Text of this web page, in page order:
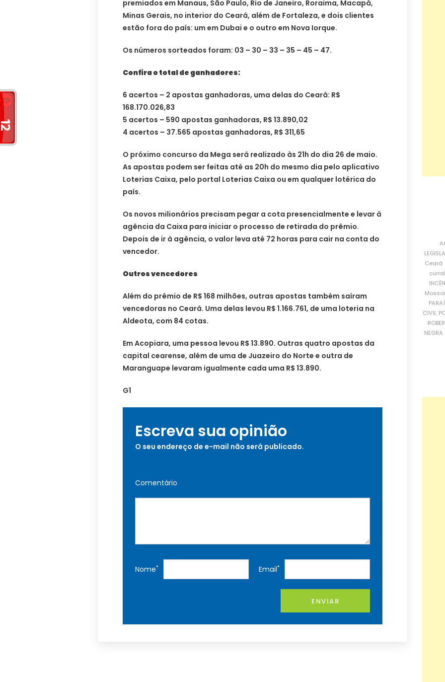
premiados em Manaus, São Paulo, Rio de Janeiro, Roraima, Macapá,
Minas Gerais, no interior do Ceará, além de Fortaleza, e dois clientes
estão fora do país: um em Dubai e o outro em Nova Iorque.
Os números sorteados foram: 03 – 30 – 33 – 35 – 45 – 47.
Confira o total de ganhadores:
6 acertos – 2 apostas ganhadoras, uma delas do Ceará: R$
168.170.026,83
5 acertos – 590 apostas ganhadoras, R$ 13.890,02
4 acertos – 37.565 apostas ganhadoras, R$ 311,65
O próximo concurso da Mega será realizado às 21h do dia 26 de maio.
As apostas podem ser feitas até as 20h do mesmo dia pelo aplicativo
Loterias Caixa, pelo portal Loterias Caixa ou em qualquer lotérica do
país.
Os novos milionários precisam pegar a cota presencialmente e levar à
agência da Caixa para iniciar o processo de retirada do prêmio.
Depois de ir à agência, o valor leva até 72 horas para cair na conta do
vencedor.
Outros vencedores
Além do prêmio de R$ 168 milhões, outras apostas também saíram
vencedoras no Ceará. Uma delas levou R$ 1.166.761, de uma loteria na
Aldeota, com 84 cotas.
Em Acopiara, uma pessoa levou R$ 13.890. Outras quatro apostas da
capital cearense, além de uma de Juazeiro do Norte e outra de
Maranguape levaram igualmente cada uma R$ 13.890.
G1
Escreva sua opinião
O seu endereço de e-mail não será publicado.
Comentário
Nome* Email*
ENVIAR
Ceará
CIVIL
NEGRA